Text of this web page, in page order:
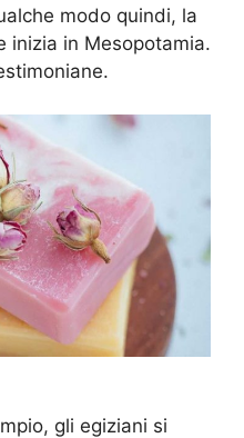
modo quindi, la
inizia in Mesopotamia.
gli egiziani si